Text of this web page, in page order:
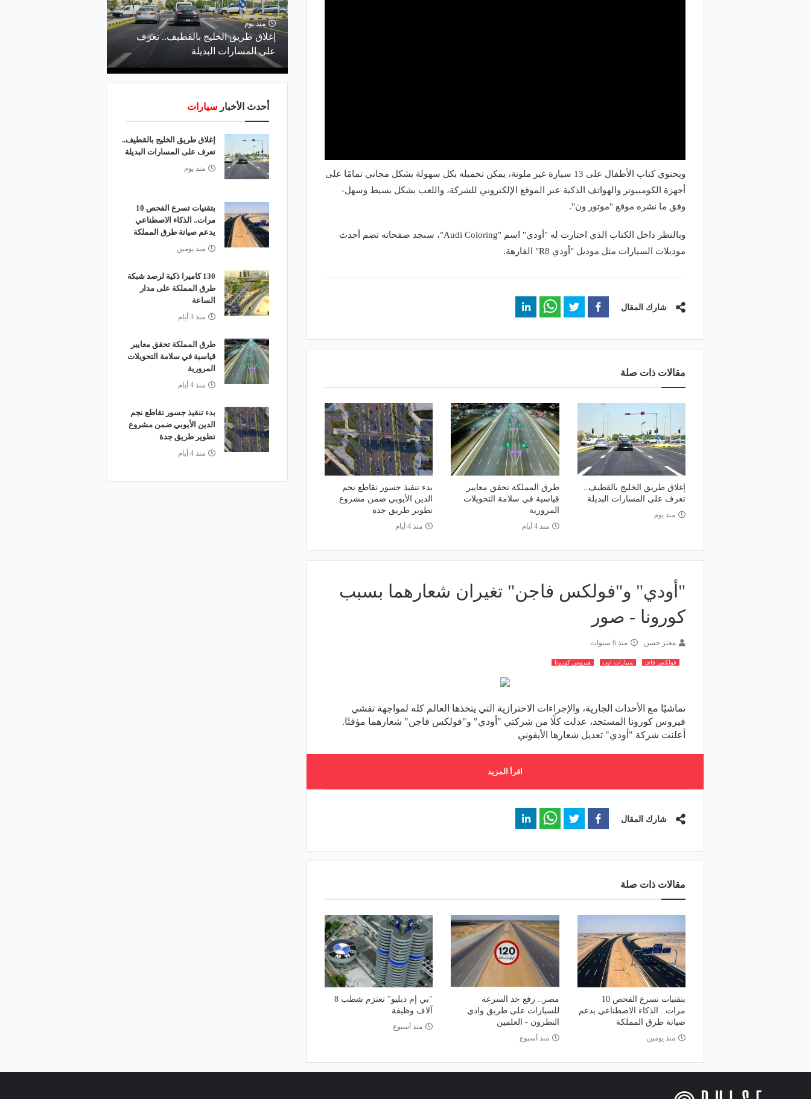
ويحتوي كتاب الأطفال على 13 سيارة غير ملونة، يمكن تحميله بكل سهولة بشكل مجاني تمامًا على
أجهزة الكومبيوتر والهواتف الذكية عبر الموقع الإلكتروني للشركة، واللعب بشكل بسيط وسهل-
وفق ما نشره موقع "موتور ون".
وبالنظر داخل الكتاب الذي اختارت له "أودي" اسم "Audi Coloring"، سنجد صفحاته تضم أحدث
موديلات السيارات مثل موديل "أودي R8" الفارهة.
شارك المقال
مقالات ذات صلة
إغلاق طريق الخليج بالقطيف..
تعرف على المسارات البديلة
منذ يوم
طرق المملكة تحقق معايير
قياسية في سلامة التحويلات
المرورية
منذ 4 أيام
بدء تنفيذ جسور تقاطع نجم
الدين الأيوبي ضمن مشروع
تطوير طريق جدة
منذ 4 أيام
"أودي" و"فولكس فاجن" تغيران شعارهما بسبب
كورونا - صور
معتز حسن منذ 6 سنوات
فولكس فاجن سيارات اودي فيروس كورونا
تماشيًا مع الأحداث الجارية، والإجراءات الاحترازية التي يتخذها العالم كله لمواجهة تفشي
فيروس كورونا المستجد، عدلت كلًا من شركتي "أودي" و"فولكس فاجن" شعارهما مؤقتًا.
أعلنت شركة "أودي" تعديل شعارها الأيقوني
اقرأ المزيد
شارك المقال
مقالات ذات صلة
بتقنيات تسرع الفحص 10
مرات.. الذكاء الاصطناعي يدعم
صيانة طرق المملكة
منذ يومين
مصر.. رفع حد السرعة
للسيارات على طريق وادي
النطرون - العلمين
منذ أسبوع
"بي إم دبليو" تعتزم شطب 8
آلاف وظيفة
منذ أسبوع
منذ يوم
إغلاق طريق الخليج بالقطيف.. تعرف
على المسارات البديلة
أحدث الأخبار سيارات
إغلاق طريق الخليج بالقطيف..
تعرف على المسارات البديلة
منذ يوم
بتقنيات تسرع الفحص 10
مرات.. الذكاء الاصطناعي
يدعم صيانة طرق المملكة
منذ يومين
130 كاميرا ذكية لرصد شبكة
طرق المملكة على مدار
الساعة
منذ 3 أيام
طرق المملكة تحقق معايير
قياسية في سلامة التحويلات
المرورية
منذ 4 أيام
بدء تنفيذ جسور تقاطع نجم
الدين الأيوبي ضمن مشروع
تطوير طريق جدة
منذ 4 أيام